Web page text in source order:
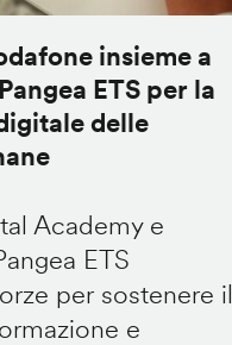
insieme a
ETS per la
delle
Academy e
ETS
per sostenere il
e